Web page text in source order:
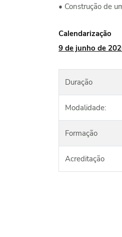
• Construção de
Calendarização
9 de junho de
Duração
Modalidade:
Formação
Acreditação